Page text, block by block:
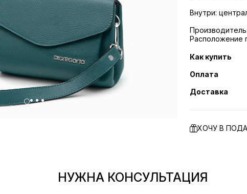
Внутри:
Расположение
Как купить
Оплата
Доставка
ХОЧУ В
НУЖНА КОНСУЛЬТАЦИЯ